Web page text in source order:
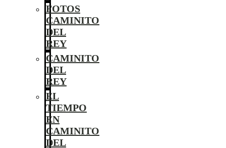
FOTOS
CAMINITO
DEL
REY
CAMINITO
DEL
REY
EL
TIEMPO
EN
CAMINITO
DEL